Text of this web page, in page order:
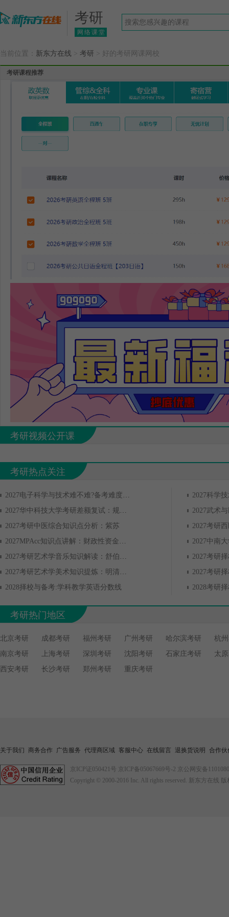
考研
网络课堂
当前位置： 新东方在线 > 考研 > 好的考研网课网校
考研课程推荐
考研视频公开课
考研热点关注
2027电子科学与技术难不难?备考难度全解析
2027华中科技大学考研差额复试：规则解读与逆袭策略
2027考研中医综合知识点分析：紫苏
2027MPAcc知识点讲解：财政性资金银行账户
2027考研艺术学音乐知识解读：舒伯特和艺术歌曲
2027考研艺术学美术知识提炼：明清人物画
2028择校与备考:学科教学英语分数线
考研热门地区
北京考研 成都考研 福州考研 广州考研 哈尔滨考研
杭
南京考研
上海考研 深圳考研 沈阳考研 石家庄考研
太
西安考研
长沙考研 郑州考研 重庆考研
关于我们 商务合作 广告服务 代理商区域 客服中心 在线留言 退换货说明 合作伙
京ICP证050421号 京ICP备05067669号-2 京公网安备
Copyright © 2000-2016
Inc. All rights reserved. 新东方在线